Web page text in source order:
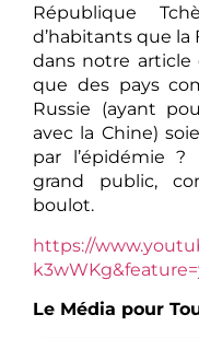
République
d’habitants que la
dans notre article
que des pays
Russie (ayant
avec la Chine)
par l’épidémie
grand public,
boulot.
https://
Le Média pour